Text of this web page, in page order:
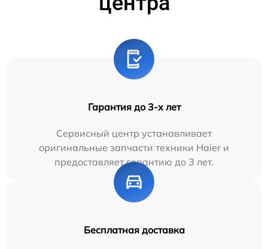
Гарантия до 3-х лет
Сервисный центр устанавливает
оригинальные запчасти техники Haier и
предоставляет гарантию до 3 лет.
Бесплатная доставка